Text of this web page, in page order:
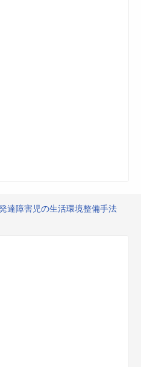
達障害児の生活環境整備手法